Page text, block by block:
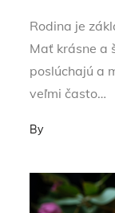
Rodina je
Mať krásne a
poslúchajú a
veľmi často…
By